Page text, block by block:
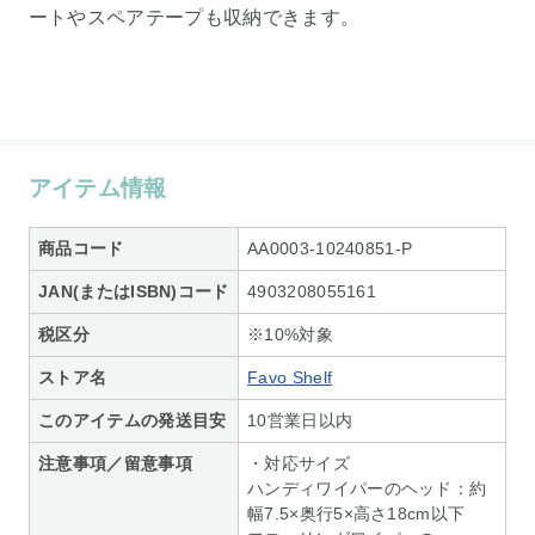
ートやスペアテープも収納できます。
アイテム情報
商品コード AA0003-10240851-P
JAN(またはISBN)コード 4903208055161
税区分 ※10%対象
ストア名 Favo Shelf
このアイテムの発送目安 10営業日以内
注意事項／留意事項
・対応サイズ
ハンディワイパーのヘッド：約
幅7.5×奥行5×高さ18cm以下